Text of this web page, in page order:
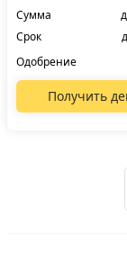
Сумма
Срок
Одобрение
Получить